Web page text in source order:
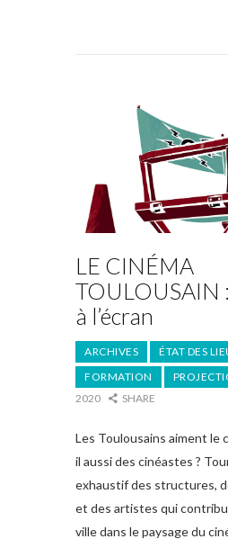
LE CINÉMA
TOULOUSAIN
à l’écran
ARCHIVES
ÉTAT DES
FORMATION
2020
SHARE
Les Toulousains aiment le
il aussi des cinéastes ?
exhaustif des structures,
et des artistes qui
ville dans le paysage du